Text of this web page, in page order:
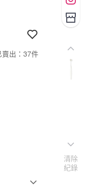
賣出：37件
清除
紀錄